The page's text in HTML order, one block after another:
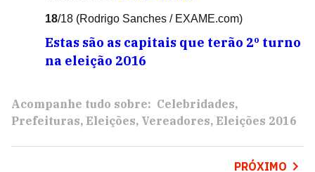
18/18 (Rodrigo Sanches / EXAME.com)
Estas são as capitais que terão 2º turno
na eleição 2016
Acompanhe tudo sobre: Celebridades
Prefeituras Eleições Vereadores Eleições 2016
PRÓXIMO